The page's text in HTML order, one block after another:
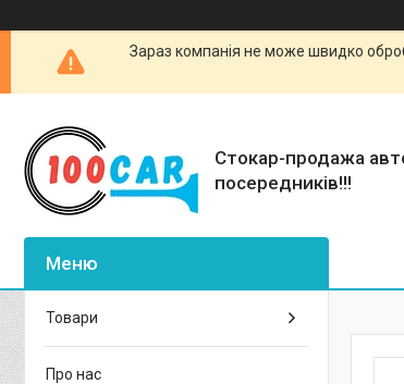
Зараз компанія не може швидко
Стокар-продажа
посередників!!!
Товари
Про нас